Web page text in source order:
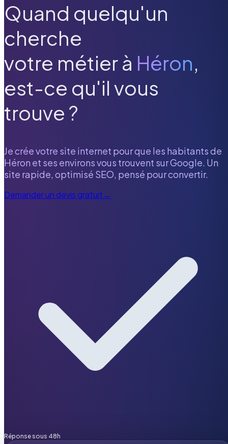
Quand quelqu'un
cherche
votre métier à Héron,
est-ce qu'il vous
trouve ?
Je crée votre site internet pour que les habitants de
Héron et ses environs vous trouvent sur Google. Un
site rapide, optimisé SEO, pensé pour convertir.
Demander un devis gratuit→
Réponse sous 48h